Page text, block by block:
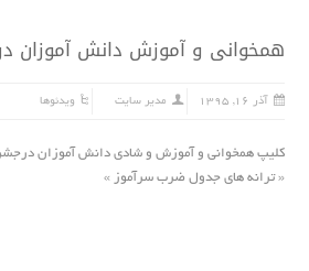
همخوانی و آموزش دانش
آذر ۱۶, ۱۳۹۵ مدیر سایت ویدئوها
« ترانه هاى جدول ضرب سرآموز »